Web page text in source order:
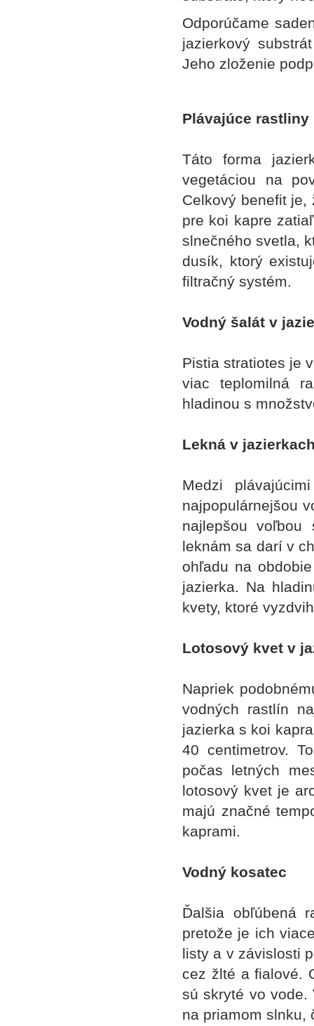
Odporúčame
jazierkový
Jeho zloženie
Plávajúce rastliny
Táto forma
vegetáciou na
Celkový benefit
pre koi kapre
slnečného svetla,
dusík, ktorý
filtračný systém.
Vodný šalát v
Pistia stratiotes je
viac teplomilná
hladinou s
Lekná v
Medzi
najpopulárnejšou
najlepšou voľbou
leknám sa darí v
ohľadu na
jazierka. Na
kvety, ktoré
Lotosový kvet v
Napriek
vodných rastlín
jazierka s koi
40 centimetrov.
počas letných
lotosový kvet je
majú značné
kaprami.
Vodný kosatec
Ďalšia obľúbená
pretože je ich
listy a v závislosti
cez žlté a fialové.
sú skryté vo vode.
na priamom slnku,